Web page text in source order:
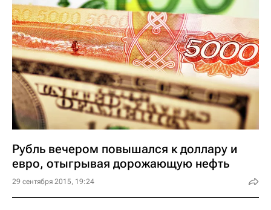
Рубль вечером повышался к доллару и
евро, отыгрывая дорожающую нефть
29 сентября 2015, 19:24